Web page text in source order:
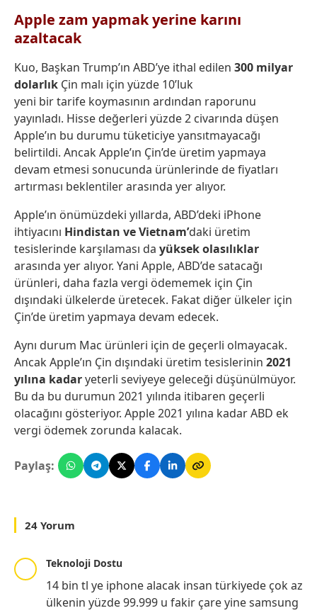
Apple zam yapmak yerine karını
azaltacak
Kuo, Başkan Trump’ın ABD’ye ithal edilen 300 milyar
dolarlık Çin malı için yüzde 10’luk
yeni birtarife koymasının ardından raporunu
yayınladı. Hisse değerleri yüzde 2 civarında düşen
Apple’ın bu durumu tüketiciye yansıtmayacağı
belirtildi. Ancak Apple’ın Çin’de üretim yapmaya
devam etmesi sonucunda ürünlerinde de fiyatları
artırması beklentiler arasında yer alıyor.
Apple’ın önümüzdeki yıllarda, ABD’deki iPhone
ihtiyacını Hindistan ve Vietnam’daki üretim
tesislerinde karşılaması da yüksekolasılıklar
arasında yer alıyor. Yani Apple, ABD’de satacağı
ürünleri, daha fazla vergi ödememek için Çin
dışındaki ülkelerde üretecek. Fakat diğer ülkeler için
Çin’de üretim yapmaya devam edecek.
Aynı durum Mac ürünleri için de geçerli olmayacak.
Ancak Apple’ın Çin dışındaki üretim tesislerinin 2021
yılına kadaryeterli seviyeye geleceği düşünülmüyor.
Bu da bu durumun 2021 yılında itibaren geçerli
olacağını gösteriyor. Apple 2021 yılına kadar ABD ek
vergi ödemek zorunda kalacak.
Paylaş:
24 Yorum
Teknoloji Dostu
14 bin tl ye iphone alacak insan türkiyede çok az
ülkenin yüzde 99.999 u fakir çare yine samsung